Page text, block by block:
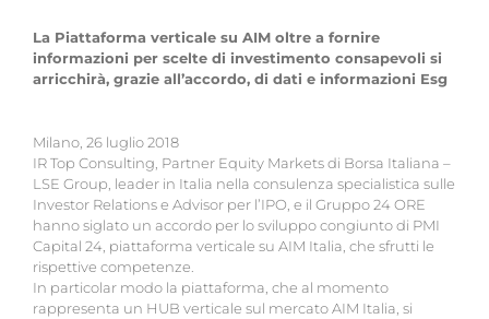
La Piattaforma verticale su AIM oltre a fornire
informazioni per scelte di investimento consapevoli si
arricchirà, grazie all’accordo, di dati e informazioni Esg
Milano, 26 luglio 2018
IR Top Consulting, Partner Equity Markets di Borsa Italiana –
LSE Group, leader in Italia nella consulenza specialistica sulle
Investor Relations e Advisor per l’IPO, e il Gruppo 24 ORE
hanno siglato un accordo per lo sviluppo congiunto di PMI
Capital 24, piattaforma verticale su AIM Italia, che sfrutti le
rispettive competenze.
In particolar modo la piattaforma, che al momento
rappresenta un HUB verticale sul mercato AIM Italia, si